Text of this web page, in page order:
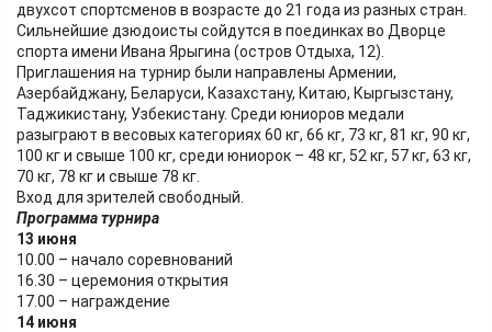
двухсот спортсменов в возрасте до 21 года из разных стран.
Сильнейшие дзюдоисты сойдутся в поединках во Дворце
спорта имени Ивана Ярыгина (остров Отдыха, 12).
Приглашения на турнир были направлены Армении,
Азербайджану, Беларуси, Казахстану, Китаю, Кыргызстану,
Таджикистану, Узбекистану. Среди юниоров медали
разыграют в весовых категориях 60 кг, 66 кг, 73 кг, 81 кг, 90 кг,
100 кг и свыше 100 кг, среди юниорок – 48 кг, 52 кг, 57 кг, 63 кг,
70 кг, 78 кг и свыше 78 кг.
Вход для зрителей свободный.
Программа турнира
13 июня
10.00 – начало соревнований
16.30 – церемония открытия
17.00 – награждение
14 июня